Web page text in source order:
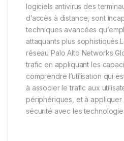
logiciels antivirus des
d’accès à distance, sont
techniques avancées
attaquants plus
réseau Palo Alto Networks
trafic en appliquant les
comprendre l’utilisation qui
à associer le trafic aux
périphériques, et à
sécurité avec les